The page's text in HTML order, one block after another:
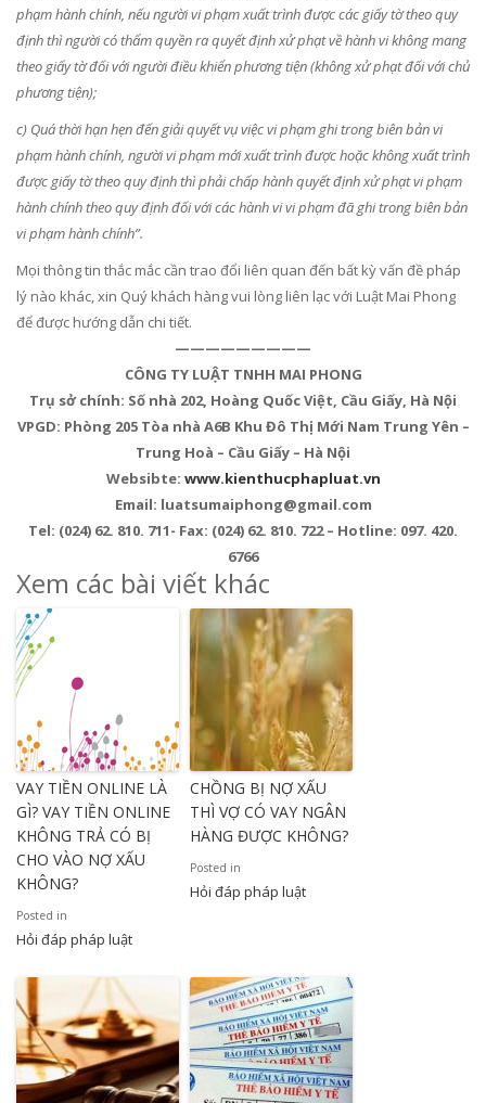
phạm hành chính, nếu người vi phạm xuất trình được các giấy tờ theo quy
định thì người có thẩm quyền ra quyết định xử phạt về hành vi không mang
theo giấy tờ đối với người điều khiển phương tiện (không xử phạt đối với chủ
phương tiện);
c) Quá thời hạn hẹn đến giải quyết vụ việc vi phạm ghi trong biên bản vi
phạm hành chính, người vi phạm mới xuất trình được hoặc không xuất trình
được giấy tờ theo quy định thì phải chấp hành quyết định xử phạt vi phạm
hành chính theo quy định đối với các hành vi vi phạm đã ghi trong biên bản
vi phạm hành chính”.
Mọi thông tin thắc mắc cần trao đổi liên quan đến bất kỳ vấn đề pháp
lý nào khác, xin Quý khách hàng vui lòng liên lạc với Luật Mai Phong
để được hướng dẫn chi tiết.
—————————
CÔNG TY LUẬT TNHH MAI PHONG
Trụ sở chính: Số nhà 202, Hoàng Quốc Việt, Cầu Giấy, Hà Nội
VPGD: Phòng 205 Tòa nhà A6B Khu Đô Thị Mới Nam Trung Yên –
Trung Hoà – Cầu Giấy – Hà Nội
Websibte: www.kienthucphapluat.vn
Email: luatsumaiphong@gmail.com
Tel: (024) 62. 810. 711- Fax: (024) 62. 810. 722 – Hotline: 097. 420.
6766
Xem các bài viết khác
VAY TIỀN ONLINE LÀ
GÌ? VAY TIỀN ONLINE
KHÔNG TRẢ CÓ BỊ
CHO VÀO NỢ XẤU
KHÔNG?
Posted in
Hỏi đáp pháp luật
CHỒNG BỊ NỢ XẤU
THÌ VỢ CÓ VAY NGÂN
HÀNG ĐƯỢC KHÔNG?
Posted in
Hỏi đáp pháp luật